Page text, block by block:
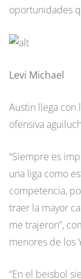
oportunidades
Levi Michael
Austin llega con
ofensiva
“Siempre es
una liga como
competencia,
traer la mayor
me trajeron”,
menores de los
“En el beisbol